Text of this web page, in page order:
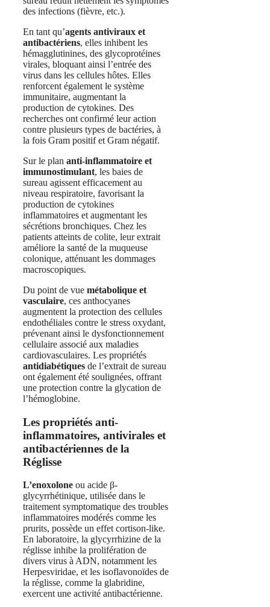
des infections (fièvre, etc.).
En tant qu’agents antiviraux et
antibactériens, elles inhibent les
hémagglutinines, des glycoprotéines
virales, bloquant ainsi l’entrée des
virus dans les cellules hôtes. Elles
renforcent également le système
immunitaire, augmentant la
production de cytokines. Des
recherches ont confirmé leur action
contre plusieurs types de bactéries, à
la fois Gram positif et Gram négatif.
Sur le plan anti-inflammatoire et
immunostimulant, les baies de
sureau agissent efficacement au
niveau respiratoire, favorisant la
production de cytokines
inflammatoires et augmentant les
sécrétions bronchiques. Chez les
patients atteints de colite, leur extrait
améliore la santé de la muqueuse
colonique, atténuant les dommages
macroscopiques.
Du point de vue métabolique et
vasculaire, ces anthocyanes
augmentent la protection des cellules
endothéliales contre le stress oxydant,
prévenant ainsi le dysfonctionnement
cellulaire associé aux maladies
cardiovasculaires. Les propriétés
antidiabétiques de l’extrait de sureau
ont également été soulignées, offrant
une protection contre la glycation de
l’hémoglobine.
Les propriétés anti-
inflammatoires, antivirales et
antibactériennes de la
Réglisse
L’enoxolone ou acide β-
glycyrrhétinique, utilisée dans le
traitement symptomatique des troubles
inflammatoires modérés comme les
prurits, possède un effet cortison-like.
En laboratoire, la glycyrrhizine de la
réglisse inhibe la prolifération de
divers virus à ADN, notamment les
Herpesviridae, et les isoflavonoïdes de
la réglisse, comme la glabridine,
exercent une activité antibactérienne.